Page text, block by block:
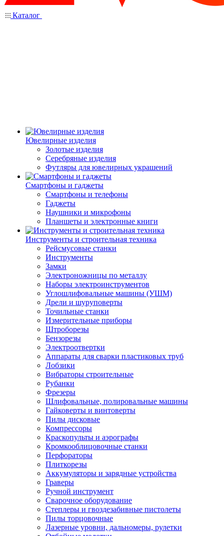
Каталог
Ювелирные изделия
Золотые изделия
Серебряные изделия
Футляры для ювелирных украшений
Смартфоны и гаджеты
Смартфоны и телефоны
Гаджеты
Наушники и микрофоны
Планшеты и электронные книги
Инструменты и строительная техника
Рейсмусовые станки
Инструменты
Замки
Электроножницы по металлу
Наборы электроинструментов
Углошлифовальные машины (УШМ)
Дрели и шуруповерты
Точильные станки
Измерительные приборы
Штроборезы
Бензорезы
Электроотвертки
Аппараты для сварки пластиковых труб
Лобзики
Вибраторы строительные
Рубанки
Фрезеры
Шлифовальные, полировальные машины
Гайковерты и винтоверты
Пилы дисковые
Компрессоры
Краскопульты и аэрографы
Кромкооблицовочные станки
Перфораторы
Плиткорезы
Аккумуляторы и зарядные устройства
Граверы
Ручной инструмент
Сварочное оборудование
Степлеры и гвоздезабивные пистолеты
Пилы торцовочные
Лазерные уровни, дальномеры, рулетки